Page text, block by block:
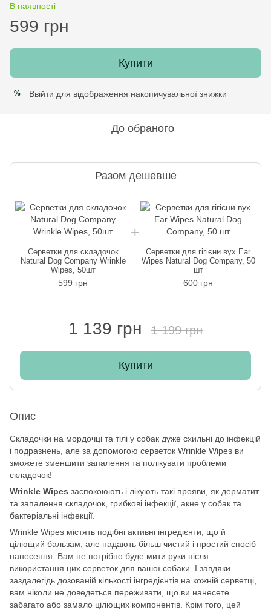
В наявності
599 грн
Купити
% Ввійти для відображення накопичувальної знижки
До обраного
Разом дешевше
Серветки для складочок
Natural Dog Company Wrinkle
Wipes, 50шт
599 грн
Серветки для гігієни вух Ear
Wipes Natural Dog Company, 50
шт
600 грн
1 139 грн 1 199 грн
Купити
Опис
Складочки на мордочці та тілі у собак дуже схильні до інфекцій
і подразнень, але за допомогою серветок Wrinkle Wipes ви
зможете зменшити запалення та полікувати проблеми
складочок!
Wrinkle Wipes заспокоюють і лікують такі прояви, як дерматит
та запалення складочок, грибкові інфекції, акне у собак та
бактеріальні інфекції.
Wrinkle Wipes містять подібні активні інгредієнти, що й
цілющий бальзам, але надають більш чистий і простий спосіб
нанесення. Вам не потрібно буде мити руки після
використання цих серветок для вашої собаки. І завдяки
заздалегідь дозованій кількості інгредієнтів на кожній серветці,
вам ніколи не доведеться переживати, що ви нанесете
забагато або замало цілющих компонентів. Крім того, цей